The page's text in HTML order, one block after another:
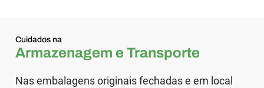
Cuidados na
Armazenagem e Transporte
Nas embalagens originais fechadas e em local